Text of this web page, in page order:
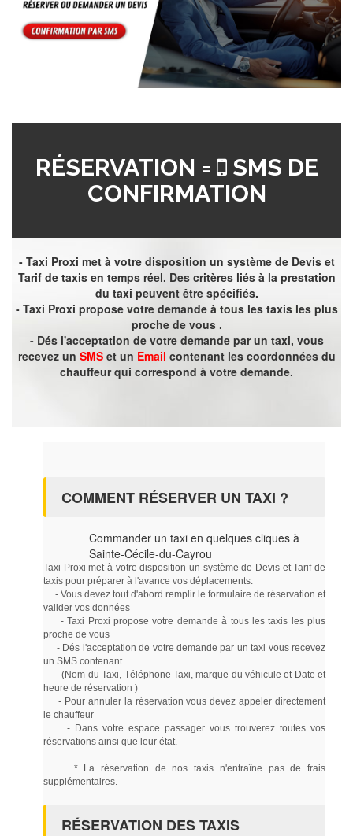
RÉSERVATION =
SMS DE
CONFIRMATION
- Taxi Proxi met à votre disposition un système de Devis et
Tarif de taxis en temps réel. Des critères liés à la prestation
du taxi peuvent être spécifiés.
- Taxi Proxi propose votre demande à tous les taxis les plus
proche de vous .
- Dés l'acceptation de votre demande par un taxi, vous
recevez un SMSet un Email contenant les coordonnées du
chauffeur qui correspond à votre demande.
COMMENT RÉSERVER UN TAXI ?
Commander un taxi en quelques cliques à
Sainte-Cécile-du-Cayrou
Taxi Proxi met à votre disposition un système de Devis et Tarif de
taxis pour préparer à l'avance vos déplacements.
- Vous devez tout d'abord remplir le formulaire de réservation et
valider vos données
- Taxi Proxi propose votre demande à tous les taxis les plus
proche de vous
- Dés l'acceptation de votre demande par un taxi vous recevez
un SMS contenant
(Nom du Taxi, Téléphone Taxi, marque du véhicule et Date et
heure de réservation )
- Pour annuler la réservation vous devez appeler directement
le chauffeur
- Dans votre espace passager vous trouverez toutes vos
réservations ainsi que leur état.
* La réservation de nos taxis n'entraîne pas de frais
supplémentaires.
RÉSERVATION DES TAXIS